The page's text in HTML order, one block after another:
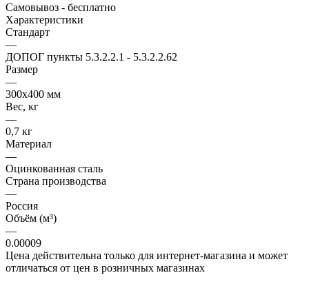
Самовывоз - бесплатно
Характеристики
Стандарт
—
ДОПОГ пункты 5.3.2.2.1 - 5.3.2.2.62
Размер
—
300х400 мм
Вес, кг
—
0,7 кг
Материал
—
Оцинкованная сталь
Страна производства
—
Россия
Объём (м³)
—
0.00009
Цена действительна только для интернет-магазина и может
отличаться от цен в розничных магазинах